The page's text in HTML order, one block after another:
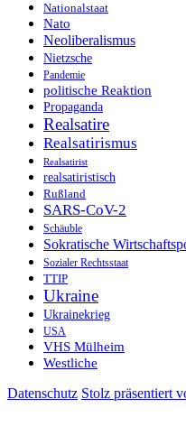
Nationalstaat
Nato
Neoliberalismus
Nietzsche
Pandemie
politische Reaktion
Propaganda
Realsatire
Realsatirismus
Realsatirist
realsatiristisch
Rußland
SARS-CoV-2
Schäuble
Sokratische
Sozialer Rechtsstaat
TTIP
Ukraine
Ukrainekrieg
USA
VHS Mülheim
Westliche
Datenschutz Stolz präsentiert